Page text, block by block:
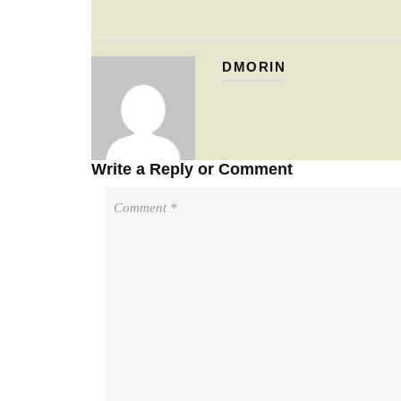
DMORIN
Write a Reply or Comment